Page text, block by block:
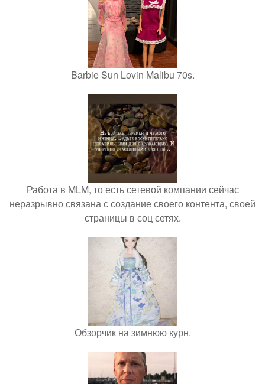
Barbie Sun Lovin Malibu 70s.
Работа в MLM, то есть сетевой компании сейчас
неразрывно связана с создание своего контента, своей
страницы в соц сетях.
Обзорчик на зимнюю курн.